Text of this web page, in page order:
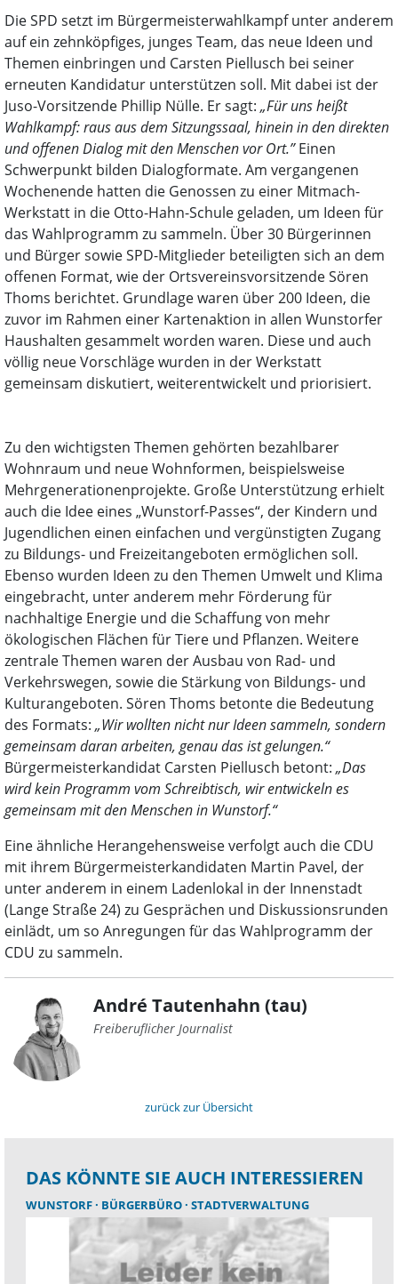
Die SPD setzt im Bürgermeisterwahlkampf unter anderem
auf ein zehnköpfiges, junges Team, das neue Ideen und
Themen einbringen und Carsten Piellusch bei seiner
erneuten Kandidatur unterstützen soll. Mit dabei ist der
Juso-Vorsitzende Phillip Nülle. Er sagt: „Für uns heißt
Wahlkampf: raus aus dem Sitzungssaal, hinein in den direkten
und offenen Dialog mit den Menschen vor Ort.”Einen
Schwerpunkt bilden Dialogformate. Am vergangenen
Wochenende hatten die Genossen zu einer Mitmach-
Werkstatt in die Otto-Hahn-Schule geladen, um Ideen für
das Wahlprogramm zu sammeln. Über 30 Bürgerinnen
und Bürger sowie SPD-Mitglieder beteiligten sich an dem
offenen Format, wie der Ortsvereinsvorsitzende Sören
Thoms berichtet. Grundlage waren über 200 Ideen, die
zuvor im Rahmen einer Kartenaktion in allen Wunstorfer
Haushalten gesammelt worden waren. Diese und auch
völlig neue Vorschläge wurden in der Werkstatt
gemeinsam diskutiert, weiterentwickelt und priorisiert.
Zu den wichtigsten Themen gehörten bezahlbarer
Wohnraum und neue Wohnformen, beispielsweise
Mehrgenerationenprojekte. Große Unterstützung erhielt
auch die Idee eines „Wunstorf-Passes“, der Kindern und
Jugendlichen einen einfachen und vergünstigten Zugang
zu Bildungs- und Freizeitangeboten ermöglichen soll.
Ebenso wurden Ideen zu den Themen Umwelt und Klima
eingebracht, unter anderem mehr Förderung für
nachhaltige Energie und die Schaffung von mehr
ökologischen Flächen für Tiere und Pflanzen. Weitere
zentrale Themen waren der Ausbau von Rad- und
Verkehrswegen, sowie die Stärkung von Bildungs- und
Kulturangeboten. Sören Thoms betonte die Bedeutung
des Formats: „Wir wollten nicht nur Ideen sammeln, sondern
gemeinsam daran arbeiten, genau das ist gelungen.“
Bürgermeisterkandidat Carsten Piellusch betont: „Das
wird kein Programm vom Schreibtisch, wir entwickeln es
gemeinsam mit den Menschen in Wunstorf.“
Eine ähnliche Herangehensweise verfolgt auch die CDU
mit ihrem Bürgermeisterkandidaten Martin Pavel, der
unter anderem in einem Ladenlokal in der Innenstadt
(Lange Straße 24) zu Gesprächen und Diskussionsrunden
einlädt, um so Anregungen für das Wahlprogramm der
CDU zu sammeln.
André Tautenhahn (tau)
Freiberuflicher Journalist
zurück zur Übersicht
DAS KÖNNTE SIE AUCH INTERESSIEREN
WUNSTORF BÜRGERBÜRO STADTVERWALTUNG